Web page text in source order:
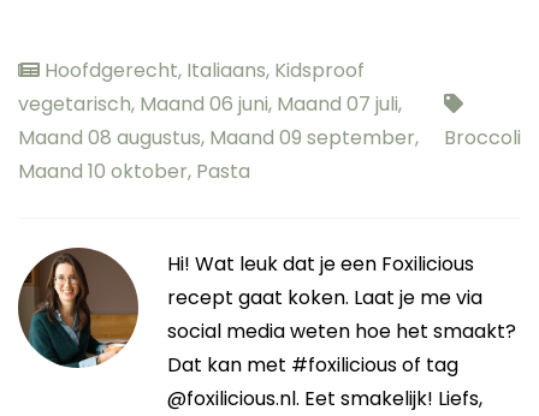
Hoofdgerecht, Italiaans, Kidsproof
vegetarisch, Maand 06 juni, Maand 07 juli,
Maand 08 augustus, Maand 09 september,
Maand 10 oktober, Pasta
Broccoli
Hi! Wat leuk dat je een Foxilicious
recept gaat koken. Laat je me via
social media weten hoe het smaakt?
Dat kan met #foxilicious of tag
@foxilicious.nl. Eet smakelijk! Liefs,